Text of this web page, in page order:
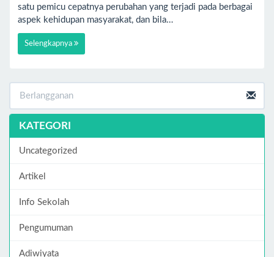
satu pemicu cepatnya perubahan yang terjadi pada berbagai
aspek kehidupan masyarakat, dan bila…
Selengkapnya
KATEGORI
Uncategorized
Artikel
Info Sekolah
Pengumuman
Adiwiyata